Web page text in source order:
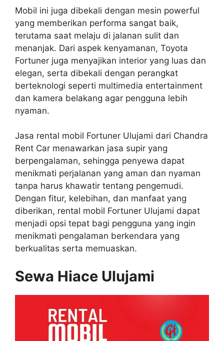
Mobil ini juga dibekali dengan mesin powerful
yang memberikan performa sangat baik,
terutama saat melaju di jalanan sulit dan
menanjak. Dari aspek kenyamanan, Toyota
Fortuner juga menyajikan interior yang luas dan
elegan, serta dibekali dengan perangkat
berteknologi seperti multimedia entertainment
dan kamera belakang agar pengguna lebih
nyaman.
Jasa rental mobil Fortuner Ulujami dari Chandra
Rent Car menawarkan jasa supir yang
berpengalaman, sehingga penyewa dapat
menikmati perjalanan yang aman dan nyaman
tanpa harus khawatir tentang pengemudi.
Dengan fitur, kelebihan, dan manfaat yang
diberikan, rental mobil Fortuner Ulujami dapat
menjadi opsi tepat bagi pengguna yang ingin
menikmati pengalaman berkendara yang
berkualitas serta memuaskan.
Sewa Hiace Ulujami